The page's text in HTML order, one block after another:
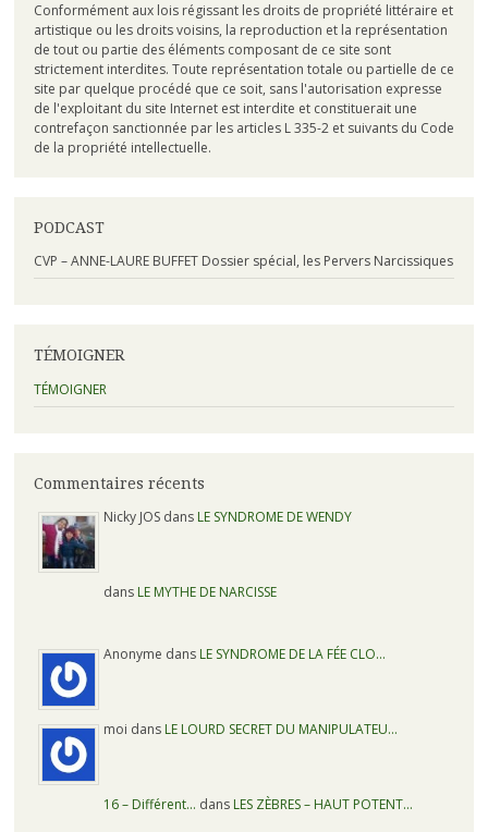
Conformément aux lois régissant les droits de propriété littéraire et
artistique ou les droits voisins, la reproduction et la représentation
de tout ou partie des éléments composant de ce site sont
strictement interdites. Toute représentation totale ou partielle de ce
site par quelque procédé que ce soit, sans l'autorisation expresse
de l'exploitant du site Internet est interdite et constituerait une
contrefaçon sanctionnée par les articles L 335-2 et suivants du Code
de la propriété intellectuelle.
PODCAST
CVP – ANNE-LAURE BUFFET Dossier spécial, les Pervers Narcissiques
TÉMOIGNER
TÉMOIGNER
Commentaires récents
Nicky JOS dans LE SYNDROME DE WENDY
dans LE MYTHE DE NARCISSE
Anonyme dans LE SYNDROME DE LA FÉE CLO…
moi dans LE LOURD SECRET DU MANIPULATEU…
16 – Différent… dans LES ZÈBRES – HAUT POTENT…